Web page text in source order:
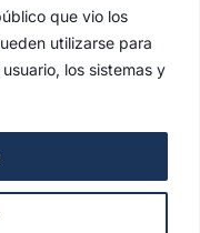
que vio los
utilizarse para
los sistemas y